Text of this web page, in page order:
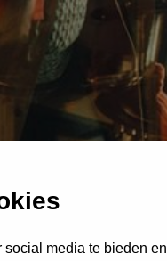
media te bieden en